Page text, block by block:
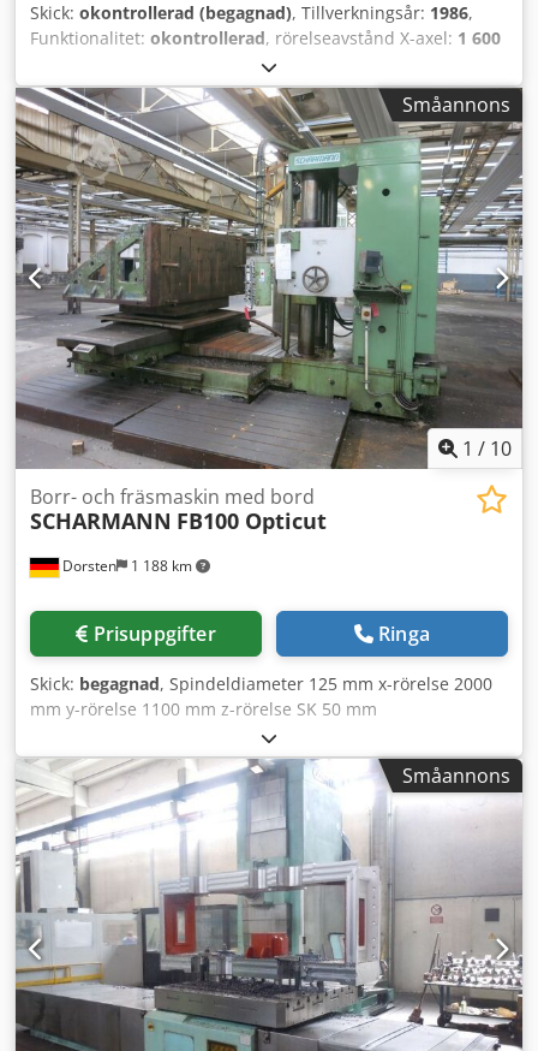
Skick: okontrollerad (begagnad), Tillverkningsår: 1986,
Funktionalitet: okontrollerad, rörelseavstånd X-axel: 1 600
1 300 mm
1 200 mm, varvtal (max):3 000 varv/min, kontrollermodell:
Heidenhain iTNC 530, Maskinen genomgicks och
renoverades grundligt 2011! TEKNISKA DATA
Rörelseomfång X-axel: 1.600 mm Rörelseomfång Y-axel:
1.300 mm Rörelseomfång Z-axel: 1.200 mm B-axel: 360°
Varvtalsområde: 12 – 3.000 varv/min Bordstorlek: 1.200 mm
x 1.000 mm Maximal bordbelastning: 12.000 kg
Verktygshållare: SK 50 Antal verktygsplatser: 54
Dedpfxeyfpu Tj Ai Sjwa MASKININFORMATION Styrning:
Heidenhain iTNC 530 Drivkraft: 22 kW
Småannons
1 / 10
Dorsten 1 188 km
Borr- och fräsmaskin med bord
SCHARMANN FB100 Opticut
Prisuppgifter Ringa
Skick: begagnad, Spindeldiameter 125 mm x-rörelse 2000
mm y-rörelse 1100 mm z-rörelse SK 50 mm
Spindelupptagning Philips 2500 Digitala displayen Philips
Varvtal 925 varv/min Spindelslag 800 mm Bord 1000x1400
mm De tekniska uppgifterna är tillverkarens resp.
användarens uppgifter och därmed ej bindande för oss.
Mellanförsäljning förbehålles; endast våra affärs- och
försäljningsvillkor gäller. Om oss mer än 400 egna
maskiner i lager över 15 000 m² lageryta, krankapacitet 70
ton mer än 10 000 artiklar tillbehör för din verkstad Vill du
sälja maskiner, produktionslinjer eller hela din
verksamhet, kontakta oss. Fler erbjudanden hittar du på
vår webbplats. Visning är möjlig efter överenskommelse. Vi
ser fram emot ert besök. Ditt Markus Hirsch Team Dedeyt
R Anepfx Ai Sowa
Småannons